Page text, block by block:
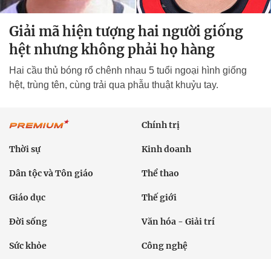
Giải mã hiện tượng hai người giống
hệt nhưng không phải họ hàng
Hai cầu thủ bóng rổ chênh nhau 5 tuổi ngoại hình giống
hệt, trùng tên, cùng trải qua phẫu thuật khuỷu tay.
Chính trị
Thời sự Kinh doanh
Dân tộc và Tôn giáo Thể thao
Giáo dục Thế giới
Đời sống Văn hóa - Giải trí
Sức khỏe Công nghệ